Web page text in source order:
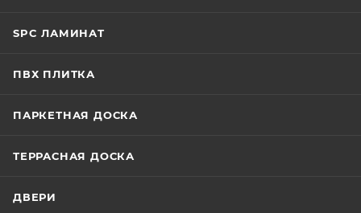
SPC ЛАМИНАТ
ПВХ ПЛИТКА
ПАРКЕТНАЯ ДОСКА
ТЕРРАСНАЯ ДОСКА
ДВЕРИ